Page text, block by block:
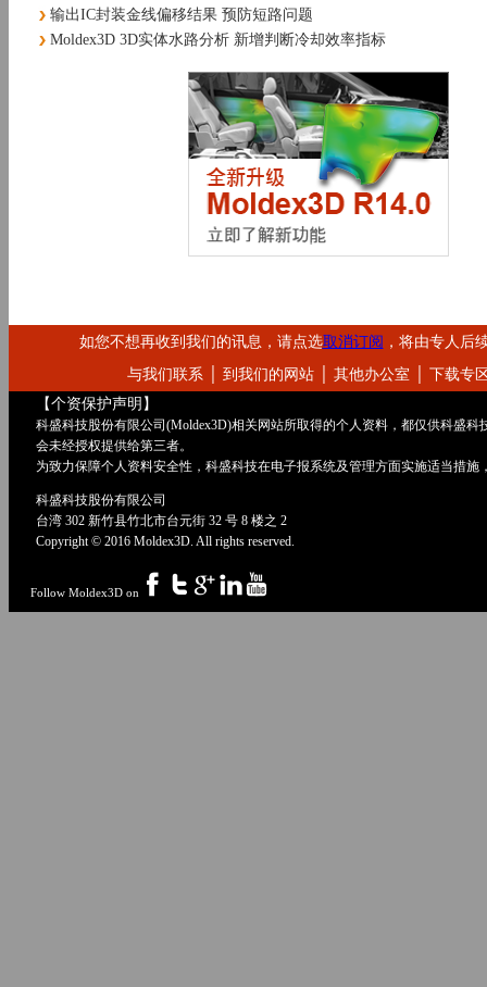
输出IC封装金线偏移结果 预防短路问题
Moldex3D 3D实体水路分析 新增判断冷却效率指标
如您不想再收到我们的讯息，请点选取消订阅 ，将由专人后
与我们联系
到我们的网站 其他办公室
下载专
【个资保护声明】
科盛科技股份有限公司(Moldex3D)相关网站所取得的个人资料，都仅供科盛科
会未经授权提供给第三者。
为致力保障个人资料安全性，科盛科技在电子报系统及管理方面实施适当措施
科盛科技股份有限公司
台湾 302 新竹县竹北市台元街 32 号 8 楼之 2
Copyright © 2016 Moldex3D. All rights reserved.
Follow Moldex3D on